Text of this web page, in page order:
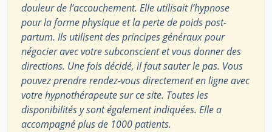
douleur de l’accouchement. Elle utilisait l’hypnose
pour la forme physique et la perte de poids post-
partum. Ils utilisent des principes généraux pour
négocier avec votre subconscient et vous donner des
directions. Une fois décidé, il faut sauter le pas. Vous
pouvez prendre rendez-vous directement en ligne avec
votre hypnothérapeute sur ce site. Toutes les
disponibilités y sont également indiquées. Elle a
accompagné plus de 1000 patients.